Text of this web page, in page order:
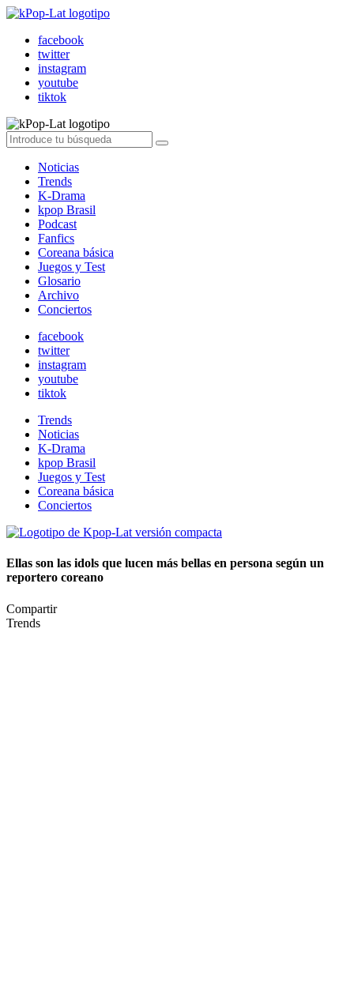
facebook
twitter
instagram
youtube
tiktok
Noticias
Trends
K-Drama
kpop Brasil
Podcast
Fanfics
Coreana básica
Juegos y Test
Glosario
Archivo
Conciertos
facebook
twitter
instagram
youtube
tiktok
Trends
Noticias
K-Drama
kpop Brasil
Juegos y Test
Coreana básica
Conciertos
Ellas son las idols que lucen más bellas en persona según un
reportero coreano
Compartir
Trends